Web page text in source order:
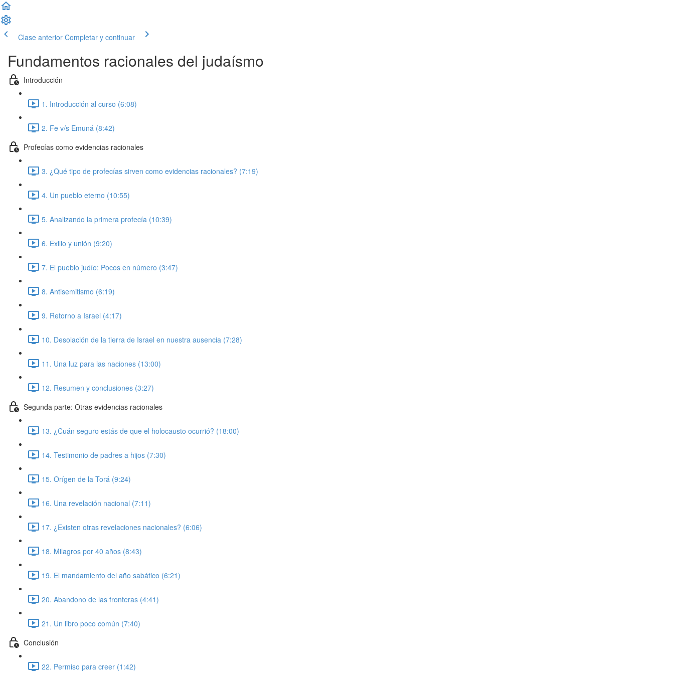
Clase anterior Completar y continuar
Fundamentos racionales del judaísmo
Introducción
1. Introducción al curso (6:08)
2. Fe v/s Emuná (8:42)
Profecías como evidencias racionales
3. ¿Qué tipo de profecías sirven como evidencias racionales? (7:19)
4. Un pueblo eterno (10:55)
5. Analizando la primera profecía (10:39)
6. Exilio y unión (9:20)
7. El pueblo judío: Pocos en número (3:47)
8. Antisemitismo (6:19)
9. Retorno a Israel (4:17)
10. Desolación de la tierra de Israel en nuestra ausencia (7:28)
11. Una luz para las naciones (13:00)
12. Resumen y conclusiones (3:27)
Segunda parte: Otras evidencias racionales
13. ¿Cuán seguro estás de que el holocausto ocurrió? (18:00)
14. Testimonio de padres a hijos (7:30)
15. Orígen de la Torá (9:24)
16. Una revelación nacional (7:11)
17. ¿Existen otras revelaciones nacionales? (6:06)
18. Milagros por 40 años (8:43)
19. El mandamiento del año sabático (6:21)
20. Abandono de las fronteras (4:41)
21. Un libro poco común (7:40)
Conclusión
22. Permiso para creer (1:42)